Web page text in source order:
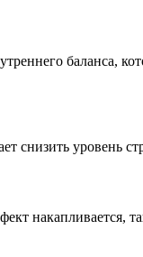
баланса,
уровень
накапливается,